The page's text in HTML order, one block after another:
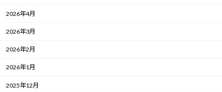
2026年4月
2026年3月
2026年2月
2026年1月
2025年12月